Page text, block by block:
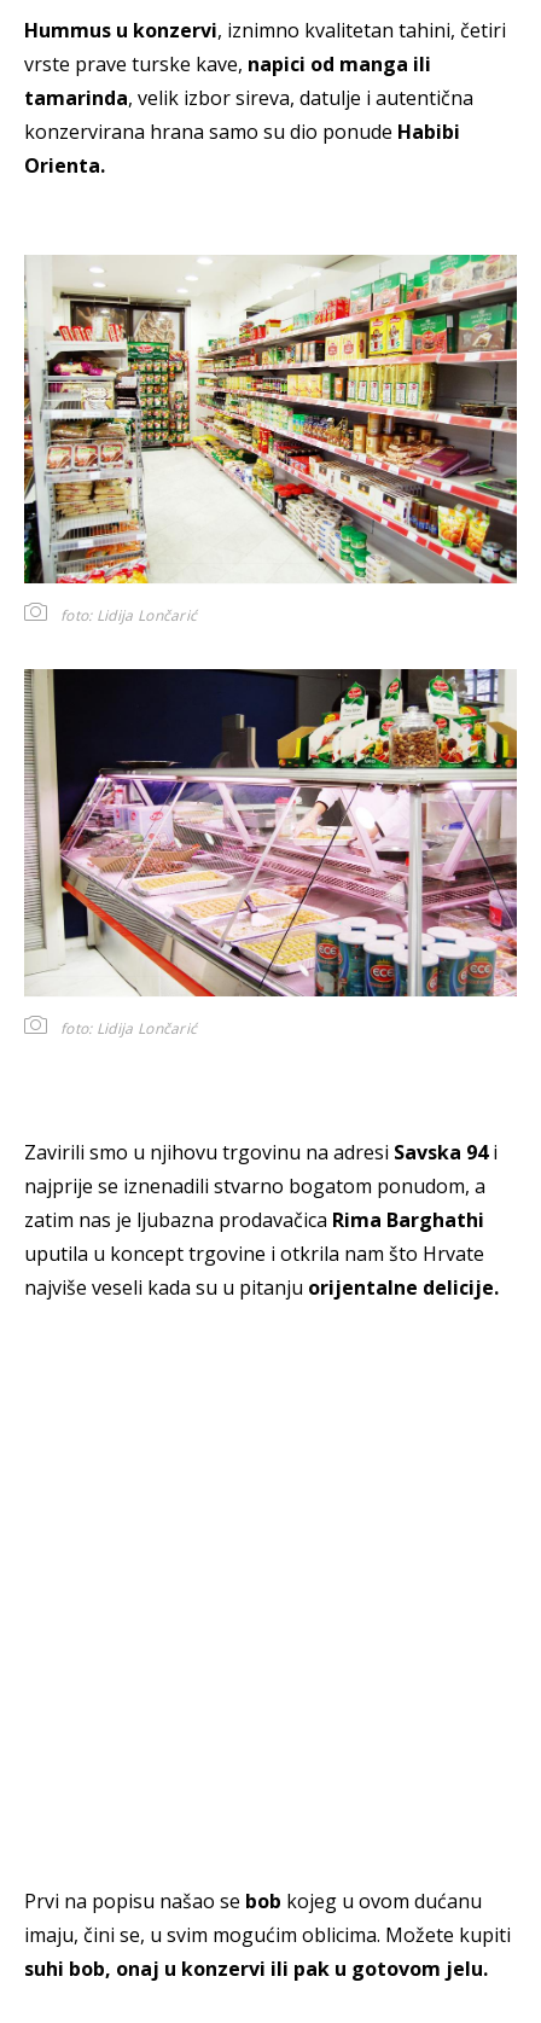
Hummus u konzervi, iznimno kvalitetan tahini, četiri
vrste prave turske kave, napici od manga ili
tamarinda, velik izbor sireva, datulje i autentična
konzervirana hrana samo su dio ponude Habibi
Orienta.
foto: Lidija Lončarić
foto: Lidija Lončarić
Zavirili smo u njihovu trgovinu na adresi Savska 94i
najprije se iznenadili stvarno bogatom ponudom, a
zatim nas je ljubazna prodavačica Rima Barghathi
uputila u koncept trgovine i otkrila nam što Hrvate
najviše veseli kada su u pitanju orijentalne delicije.
Prvi na popisu našao se bob kojeg u ovom dućanu
imaju, čini se, u svim mogućim oblicima. Možete kupiti
suhi bob, onaj u konzervi ili pak u gotovom jelu.